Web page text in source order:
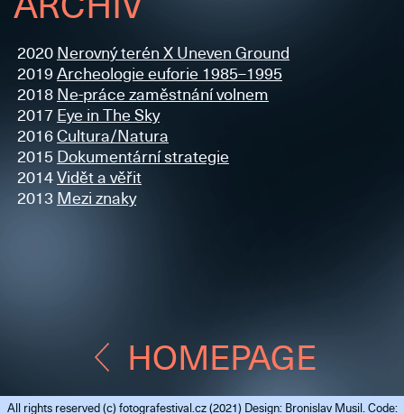
2020 Nerovný terén X Uneven Ground
2019 Archeologie euforie 1985–1995
2018 Ne-práce zaměstnání volnem
2017 Eye in The Sky
2016Cultura/Natura
2015 Dokumentární strategie
2014Vidět a věřit
2013 Mezi znaky
HOMEPAGE
All rights reserved (c)fotografestival.cz(2021) Design: Bronislav Musil. Code: